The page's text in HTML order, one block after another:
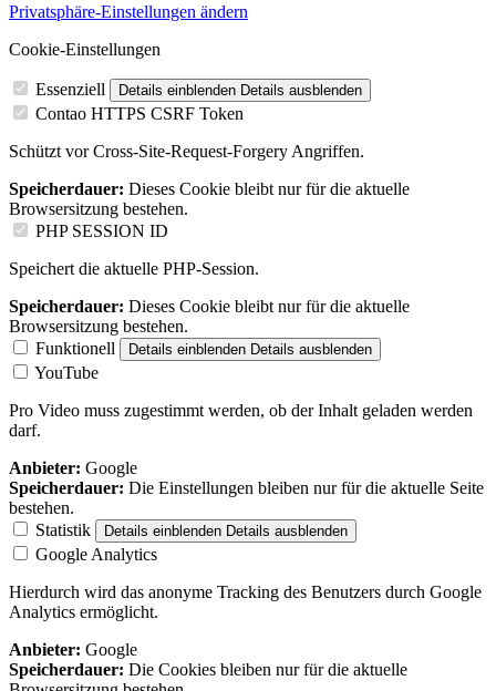
Privatsphäre-Einstellungen ändern
Cookie-Einstellungen
Essenziell Details einblenden Details ausblenden
Contao HTTPS CSRF Token
Schützt vor Cross-Site-Request-Forgery Angriffen.
Speicherdauer: Dieses Cookie bleibt nur für die aktuelle
Browsersitzung bestehen.
PHP SESSION ID
Speichert die aktuelle PHP-Session.
Speicherdauer: Dieses Cookie bleibt nur für die aktuelle
Browsersitzung bestehen.
Funktionell
Details einblenden Details ausblenden
YouTube
Pro Video muss zugestimmt werden, ob der Inhalt geladen werden
darf.
Anbieter: Google
Speicherdauer: Die Einstellungen bleiben nur für die aktuelle Seite
bestehen.
Statistik
Details einblenden Details ausblenden
Google Analytics
Hierdurch wird das anonyme Tracking des Benutzers durch Google
Analytics ermöglicht.
Anbieter: Google
Speicherdauer: Die Cookies bleiben nur für die aktuelle